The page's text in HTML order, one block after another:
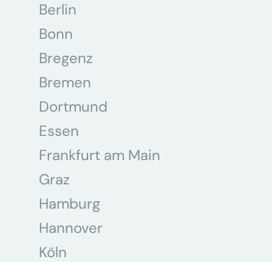
Berlin
Bonn
Bregenz
Bremen
Dortmund
Essen
Frankfurt am Main
Graz
Hamburg
Hannover
Köln